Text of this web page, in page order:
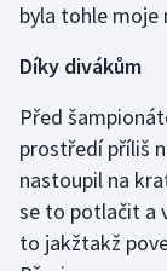
byla tohle moje
Díky divákům
Před
prostředí příliš
nastoupil na
se to potlačit a
to jakžtakž